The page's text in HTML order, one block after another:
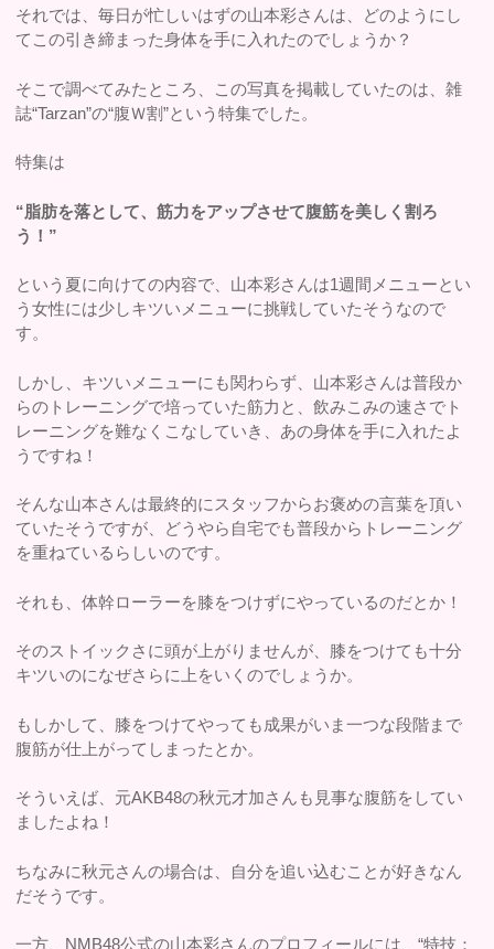
それでは、毎日が忙しいはずの山本彩さんは、どのようにし
てこの引き締まった身体を手に入れたのでしょうか？
そこで調べてみたところ、この写真を掲載していたのは、雑
誌“Tarzan”の“腹Ｗ割”という特集でした。
特集は
“脂肪を落として、筋力をアップさせて腹筋を美しく割ろ
う！”
という夏に向けての内容で、山本彩さんは1週間メニューとい
う女性には少しキツいメニューに挑戦していたそうなので
す。
しかし、キツいメニューにも関わらず、山本彩さんは普段か
らのトレーニングで培っていた筋力と、飲みこみの速さでト
レーニングを難なくこなしていき、あの身体を手に入れたよ
うですね！
そんな山本さんは最終的にスタッフからお褒めの言葉を頂い
ていたそうですが、どうやら自宅でも普段からトレーニング
を重ねているらしいのです。
それも、体幹ローラーを膝をつけずにやっているのだとか！
そのストイックさに頭が上がりませんが、膝をつけても十分
キツいのになぜさらに上をいくのでしょうか。
もしかして、膝をつけてやっても成果がいま一つな段階まで
腹筋が仕上がってしまったとか。
そういえば、元AKB48の秋元才加さんも見事な腹筋をしてい
ましたよね！
ちなみに秋元さんの場合は、自分を追い込むことが好きなん
だそうです。
一方、NMB48公式の山本彩さんのプロフィールには、“特技：